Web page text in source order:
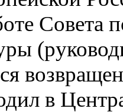
Совета
в